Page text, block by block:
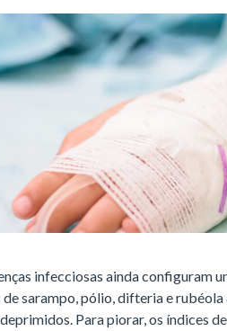
infecciosas ainda configuram
sarampo, pólio, difteria e
Para piorar, os índices